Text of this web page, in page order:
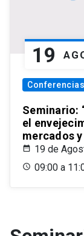
19
Conferencias
Seminario:
el
mercados
19 de
09:00 a